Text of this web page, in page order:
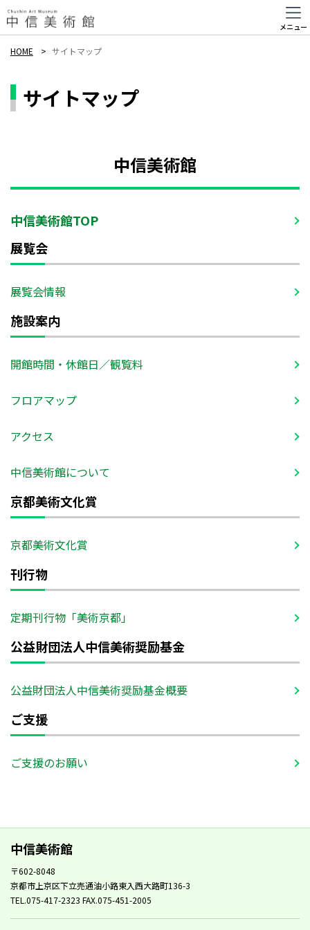
メニュー
HOME サイトマップ
サイトマップ
中信美術館
中信美術館TOP
展覧会
展覧会情報
施設案内
開館時間・休館日／観覧料
フロアマップ
アクセス
中信美術館について
京都美術文化賞
京都美術文化賞
刊行物
定期刊行物「美術京都」
公益財団法人中信美術奨励基金
公益財団法人中信美術奨励基金概要
ご支援
ご支援のお願い
中信美術館
〒602-8048
京都市上京区下立売通油小路東入西大路町136-3
TEL.075-417-2323 FAX.075-451-2005